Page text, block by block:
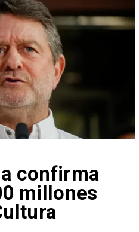
confirma
millones